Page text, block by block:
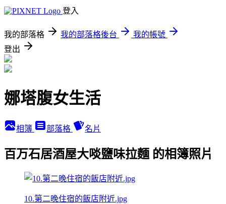
登入
我的部落格 我的部落格後台
我的帳號
登出
娜塔腹女生活
相簿 部落格 名片
百万石居酒屋大啖鹽味拉麵 的相簿照片
10.第二晚住宿的飯店附近.jpg